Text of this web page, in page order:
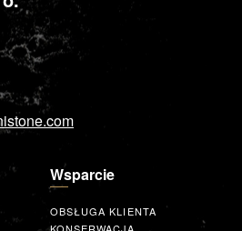
Wsparcie
OBSŁUGA KLIENTA